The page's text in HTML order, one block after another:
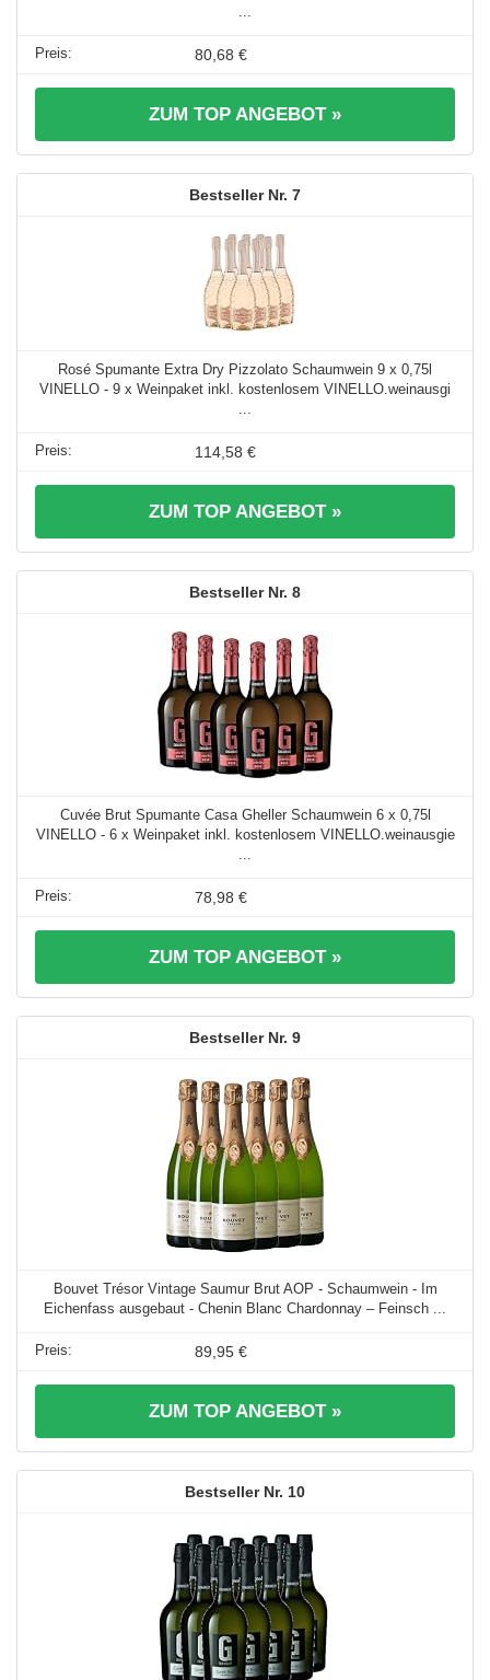
80,68 €
ZUM TOP ANGEBOT »
7
Rosé Spumante Extra Dry Pizzolato Schaumwein 9 x 0,75l
VINELLO - 9 x Weinpaket inkl. kostenlosem VINELLO.weinausgi
114,58 €
ZUM TOP ANGEBOT »
8
Cuvée Brut Spumante Casa Gheller Schaumwein 6 x 0,75l
VINELLO - 6 x Weinpaket inkl. kostenlosem VINELLO.weinausgie
78,98 €
ZUM TOP ANGEBOT »
9
Bouvet Trésor Vintage Saumur Brut AOP - Schaumwein - Im
Eichenfass ausgebaut - Chenin Blanc Chardonnay – Feinsch ...
89,95 €
ZUM TOP ANGEBOT »
10